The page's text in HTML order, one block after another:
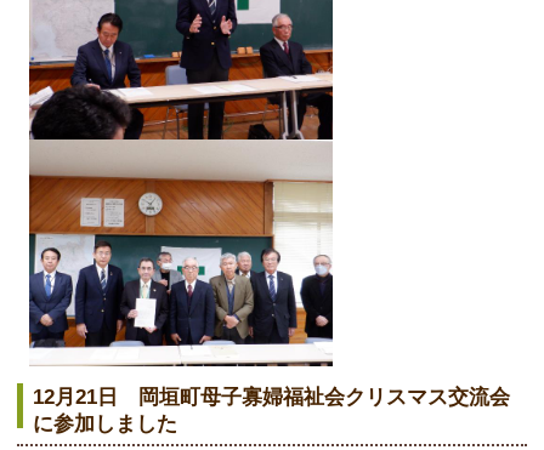
12月21日 岡垣町母子寡婦福祉会クリスマス交流会
に参加しました